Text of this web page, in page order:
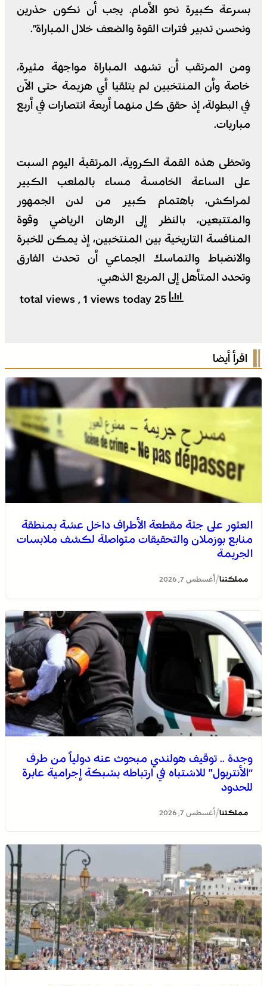
بسرعة كبيرة نحو الأمام. يجب أن نكون حذرين
ونحسن تدبير فترات القوة والضعف خلال المباراة”.
ومن المرتقب أن تشهد المباراة مواجهة مثيرة،
خاصة وأن المنتخبين لم يتلقيا أي هزيمة حتى الآن
في البطولة، إذ حقق كل منهما أربعة انتصارات في أربع
مباريات.
وتحظى هذه القمة الكروية، المرتقبة اليوم السبت
على الساعة الخامسة مساء بالملعب الكبير
لمراكش، باهتمام كبير من لدن الجمهور
والمتتبعين، بالنظر إلى الرهان الرياضي وقوة
المنافسة التاريخية بين المنتخبين، إذ يمكن للخبرة
والانضباط والتماسك الجماعي أن تحدث الفارق
وتحدد المتأهل إلى المربع الذهبي.
, 1 views today
اقرأ أيضا
العثور على جثة مقطعة الأطراف داخل عشة بمنطقة
منابع بوزملان والتحقيقات متواصلة لكشف ملابسات
الجريمة
مملكتنا/ أغسطس 7, 2026
وجدة .. توقيف هولندي مبحوث عنه دولياً من طرف
“الأنتربول” للاشتباه في ارتباطه بشبكة إجرامية عابرة
للحدود
مملكتنا/ أغسطس 7, 2026
التفاصيل الكاملة لاقتحام ولي العهد مياه سبتة المحتلة على
لسان الهدهد !